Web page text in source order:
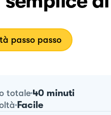
passo passo
totale 40 minuti
Facile